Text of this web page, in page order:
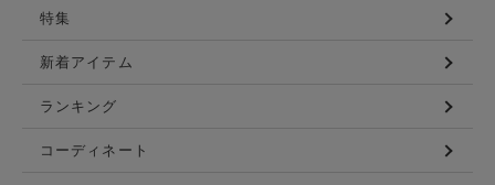
特集
新着アイテム
ランキング
コーディネート